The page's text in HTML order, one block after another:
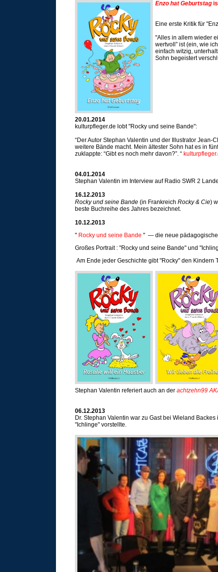
Enzo hat Geburtstag
Eine erste Kritik für
"Alles in allem wieder
wertvoll” ist (ein, wie
einfach witzig,
Sohn begeistert
20.01.2014
kulturpfleger.de lobt "Rocky und seine Bande":
“Der Autor Stephan Valentin und der Illustrator
weitere Bände macht. Mein ältester Sohn hat es in
zuklappte: “Gibt es noch mehr davon?”. “
04.01.2014
Stephan Valentin im Interview auf Radio SWR 2
16.12.2013
Rocky und seine Bande (in Frankreich Rocky & Cie)
beste Buchreihe des Jahres bezeichnet.
10.12.2013
" Rocky und seine Bande " — die neue
Großes Portrait : "Rocky und seine Bande" und
Am Ende jeder Geschichte gibt "Rocky" den Kindern
Stephan Valentin referiert auch an der achtzehn99
06.12.2013
Dr. Stephan Valentin war zu Gast bei Wieland
"Ichlinge" vorstellte.